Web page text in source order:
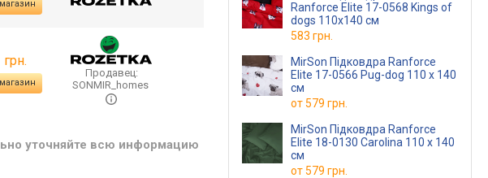
грн.
Продавец:
SONMIR_homes
уточняйте всю информацию
Ranforce Elite 17-0568 Kings of
dogs 110x140 см
583 грн.
MirSon Підковдра Ranforce
Elite 17-0566 Pug-dog 110 x 140
см
от579 грн.
MirSon Підковдра Ranforce
Elite 18-0130 Carolina 110 x 140
см
от579 грн.